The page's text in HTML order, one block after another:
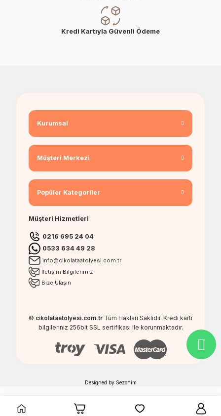
Kredi Kartıyla Güvenli Ödeme
Kurumsal
Müşteri Merkezi
Popüler Kategoriler
Müşteri Hizmetleri
0216 695 24 04
0533 634 49 28
info@cikolataatolyesi.com.tr
İletişim Bilgilerimiz
Bize Ulaşın
© cikolataatolyesi.com.tr Tüm Hakları Saklıdır. Kredi kartı
bilgileriniz 256bit SSL sertifikası ile korunmaktadır.
Designed by Sezonim